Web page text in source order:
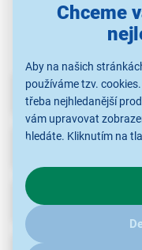
Chceme
Aby na našich
používáme tzv.
třeba nejhledanější
vám upravovat
hledáte. Kliknutím na
chování na webu pro
zajímají detaily, jak u
kliknětesem.